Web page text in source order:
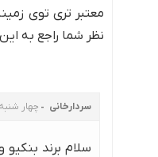
معتبر تری توی
نظر شما راجع به
سردارخانی چهار شنبه 03 مرداد 1403 - 22:36
سلام برند